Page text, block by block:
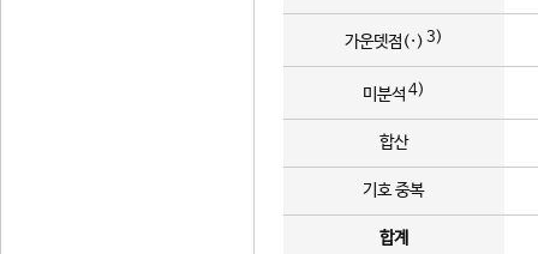
가운뎃점(·) 3)
미분석 4)
합산
기호 중복
합계